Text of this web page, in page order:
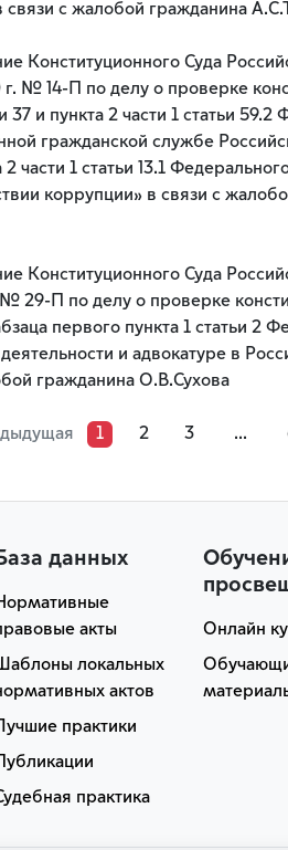
с жалобой гражданина
Конституционного Суда
№ 14-П по делу о проверке
37 и пункта 2 части 1 статьи
гражданской службе
2 части 1 статьи 13.1
коррупции» в связи с
Конституционного Суда
29-П по делу о проверке
первого пункта 1 статьи 2
и адвокатуре в
гражданина О.В.Сухова
1 2 3 ...
данных
акты
локальных
актов
практики
Публикации
практика
Онлайн